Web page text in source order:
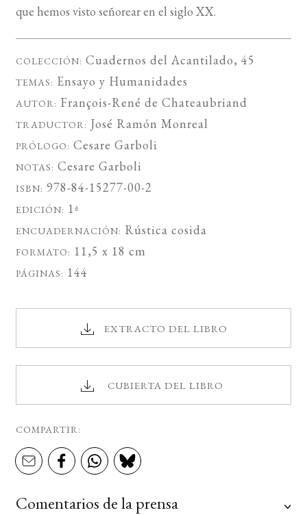
que hemos visto señorear en el siglo XX.
COLECCIÓN: Cuadernos del Acantilado, 45
TEMAS: Ensayo y Humanidades
AUTOR: François-René de Chateaubriand
TRADUCTOR: José Ramón Monreal
PRÓLOGO: Cesare Garboli
NOTAS: Cesare Garboli
ISBN: 978-84-15277-00-2
EDICIÓN: 1ª
ENCUADERNACIÓN: Rústica cosida
FORMATO: 11,5 x 18 cm
PÁGINAS: 144
EXTRACTO DEL LIBRO
CUBIERTA DEL LIBRO
COMPARTIR:
Comentarios de la prensa